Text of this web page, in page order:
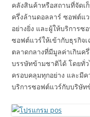
คลังสินค้าหรือสถานที่จัดเ
ครึ่งล้านดอลลาร์ ซอฟต์แ
อย่างยิ่ง และผู้ให้บริการซ
ซอฟต์แวร์ให้เข้ากับธุรกิจ
ตลาดกลางที่มีมูลค่าเกินค
บรรษัทข้ามชาติได้ โดยทั่
ครอบคลุมทุกอย่าง และมีค
บริการซอฟต์แวร์กับบริษัท